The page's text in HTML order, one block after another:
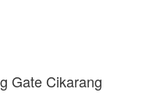
Gate Cikarang